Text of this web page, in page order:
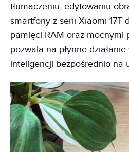
tłumaczeniu, edytowaniu
smartfony z serii Xiaomi 17T
pamięci RAM oraz mocnymi
pozwala na płynne
inteligencji bezpośrednio na